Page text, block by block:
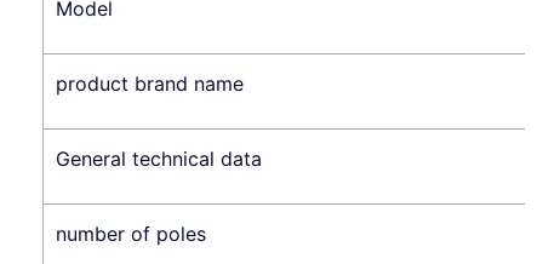
Model
product brand name
General technical data
number of poles